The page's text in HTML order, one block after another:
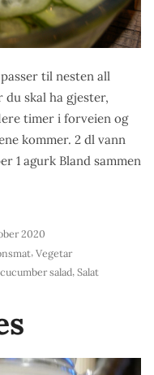
til nesten all
skal ha gjester,
timer i forveien og
kommer. 2 dl vann
1 agurk Bland sammen
2020
, Vegetar
cucumber salad, Salat